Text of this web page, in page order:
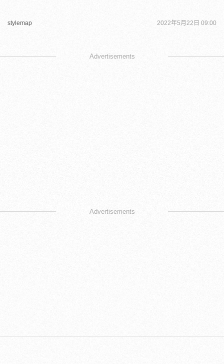
stylemap 2022年5月22日 09:00
Advertisements
Advertisements